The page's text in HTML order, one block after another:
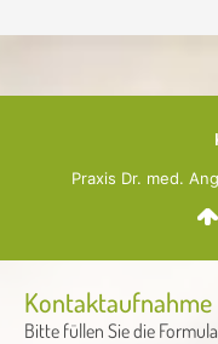
Praxis Dr. med.
Kontaktaufnahme
Bitte füllen Sie die